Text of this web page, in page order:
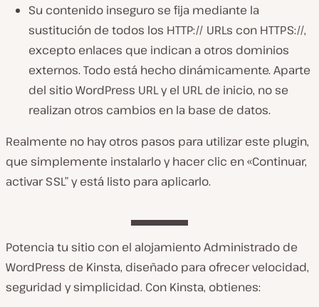
Su contenido inseguro se fija mediante la
sustitución de todos los HTTP:// URLs con HTTPS://,
excepto enlaces que indican a otros dominios
externos. Todo está hecho dinámicamente. Aparte
del sitio WordPress URL y el URL de inicio, no se
realizan otros cambios en la base de datos.
Realmente no hay otros pasos para utilizar este plugin,
que simplemente instalarlo y hacer clic en «Continuar,
activar SSL” y está listo para aplicarlo.
Potencia tu sitio con el alojamiento Administrado de
WordPress de Kinsta, diseñado para ofrecer velocidad,
seguridad y simplicidad. Con Kinsta, obtienes: